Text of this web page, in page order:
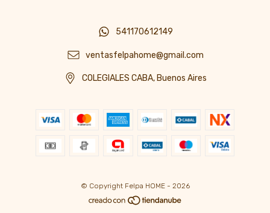
541170612149
ventasfelpahome@gmail.com
COLEGIALES CABA, Buenos Aires
© Copyright Felpa HOME - 2026